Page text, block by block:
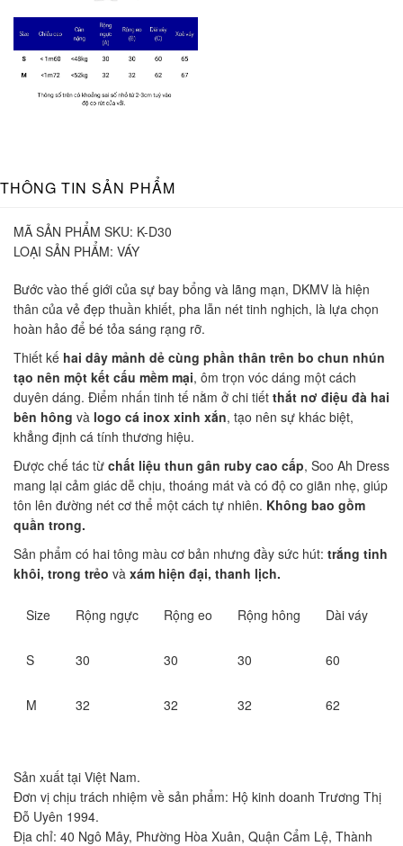
THÔNG TIN SẢN PHẨM
MÃ SẢN PHẨM SKU: K-D30
LOẠI SẢN PHẨM: VÁY
Bước vào thế giới của sự bay bổng và lãng mạn, DKMV là hiện
thân của vẻ đẹp thuần khiết, pha lẫn nét tinh nghịch, là lựa chọn
hoàn hảo để bé tỏa sáng rạng rỡ.
Thiết kế hai dây mảnh dẻ cùng phần thân trên bo chun nhún
tạo nên một kết cấu mềm mại, ôm trọn vóc dáng một cách
duyên dáng. Điểm nhấn tinh tế nằm ở chi tiết thắt nơ điệu đà hai
bên hông và logo cá inox xinh xắn, tạo nên sự khác biệt,
khẳng định cá tính thương hiệu.
Được chế tác từ chất liệu thun gân ruby cao cấp, Soo Ah Dress
mang lại cảm giác dễ chịu, thoáng mát và có độ co giãn nhẹ, giúp
tôn lên đường nét cơ thể một cách tự nhiên. Không bao gồm
quần trong.
Sản phẩm có hai tông màu cơ bản nhưng đầy sức hút: trắng tinh
khôi, trong trẻo và xám hiện đại, thanh lịch.
Size Rộng ngực Rộng eo Rộng hông Dài váy
S 30 30 30 60
M 32 32 32 62
Sản xuất tại Việt Nam.
Đơn vị chịu trách nhiệm về sản phẩm: Hộ kinh doanh Trương Thị
Đỗ Uyên 1994.
Địa chỉ: 40 Ngô Mây, Phường Hòa Xuân, Quận Cẩm Lệ, Thành